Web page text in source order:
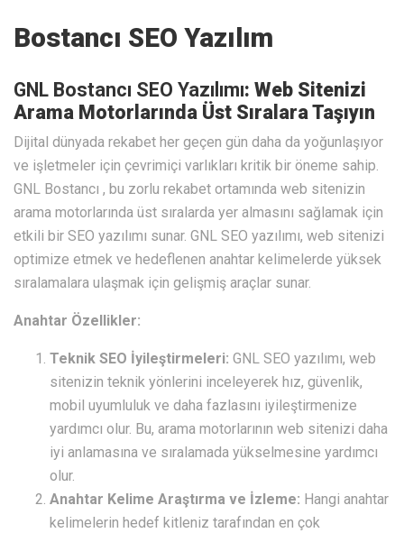
Bostancı SEO Yazılım
GNL Bostancı SEO Yazılımı: Web Sitenizi
Arama Motorlarında Üst Sıralara Taşıyın
Dijital dünyada rekabet her geçen gün daha da yoğunlaşıyor
ve işletmeler için çevrimiçi varlıkları kritik bir öneme sahip.
GNL Bostancı , bu zorlu rekabet ortamında web sitenizin
arama motorlarında üst sıralarda yer almasını sağlamak için
etkili bir SEO yazılımı sunar. GNL SEO yazılımı, web sitenizi
optimize etmek ve hedeflenen anahtar kelimelerde yüksek
sıralamalara ulaşmak için gelişmiş araçlar sunar.
Anahtar Özellikler:
Teknik SEO İyileştirmeleri: GNL SEO yazılımı, web
sitenizin teknik yönlerini inceleyerek hız, güvenlik,
mobil uyumluluk ve daha fazlasını iyileştirmenize
yardımcı olur. Bu, arama motorlarının web sitenizi daha
iyi anlamasına ve sıralamada yükselmesine yardımcı
olur.
Anahtar Kelime Araştırma ve İzleme: Hangi anahtar
kelimelerin hedef kitleniz tarafından en çok